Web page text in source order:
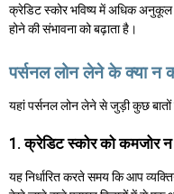
क्रेडिट स्कोर भविष्य में अधिक अनुकूल
होने की संभावना को बढ़ाता है।
पर्सनल लोन लेने के क्या न
यहां पर्सनल लोन लेने से जुड़ी कुछ बातों
1. क्रेडिट स्कोर को कमजोर
यह निर्धारित करते समय कि आप